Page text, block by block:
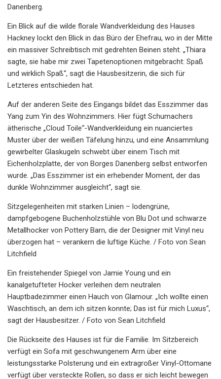
Danenberg.
Ein Blick auf die wilde florale Wandverkleidung des Hauses
Hackney lockt den Blick in das Büro der Ehefrau, wo in der Mitte
ein massiver Schreibtisch mit gedrehten Beinen steht. „Thiara
sagte, sie habe mir zwei Tapetenoptionen mitgebracht: Spaß
und wirklich Spaß“, sagt die Hausbesitzerin, die sich für
Letzteres entschieden hat.
Auf der anderen Seite des Eingangs bildet das Esszimmer das
Yang zum Yin des Wohnzimmers. Hier fügt Schumachers
ätherische „Cloud Toile“-Wandverkleidung ein nuanciertes
Muster über der weißen Täfelung hinzu, und eine Ansammlung
gewirbelter Glaskugeln schwebt über einem Tisch mit
Eichenholzplatte, der von Borges Danenberg selbst entworfen
wurde. „Das Esszimmer ist ein erhebender Moment, der das
dunkle Wohnzimmer ausgleicht“, sagt sie.
Sitzgelegenheiten mit starken Linien – lodengrüne,
dampfgebogene Buchenholzstühle von Blu Dot und schwarze
Metallhocker von Pottery Barn, die der Designer mit Vinyl neu
überzogen hat – verankern die luftige Küche. / Foto von Sean
Litchfield
Ein freistehender Spiegel von Jamie Young und ein
kanalgetufteter Hocker verleihen dem neutralen
Hauptbadezimmer einen Hauch von Glamour. „Ich wollte einen
Waschtisch, an dem ich sitzen konnte; Das ist für mich Luxus“,
sagt der Hausbesitzer. / Foto von Sean Litchfield
Die Rückseite des Hauses ist für die Familie. Im Sitzbereich
verfügt ein Sofa mit geschwungenem Arm über eine
leistungsstarke Polsterung und ein extragroßer Vinyl-Ottomane
verfügt über versteckte Rollen, so dass er sich leicht bewegen